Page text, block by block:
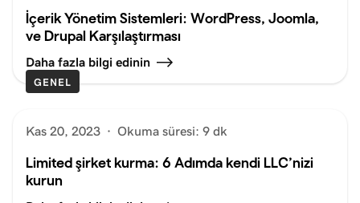
İçerik Yönetim Sistemleri: WordPress, Joomla,
ve Drupal Karşılaştırması
Daha fazla bilgi edinin
GENEL
Kas 20, 2023 · Okuma süresi: 9 dk
Limited şirket kurma: 6 Adımda kendi LLC’nizi
kurun